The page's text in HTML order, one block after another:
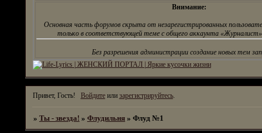
Внимание:
Основная часть форумов скрыта от незарегистрированных
только в соответствующей теме с общего аккаунта
Без разрешения администрации создание новых тем
Привет, Гость! Войдитеили зарегистрируйтесь.
» Ты - звезда! » Флудильня » Флуд №1